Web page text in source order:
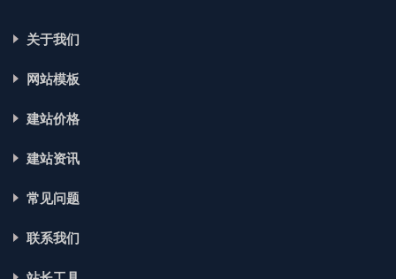
关于我们
网站模板
建站价格
建站资讯
常见问题
联系我们